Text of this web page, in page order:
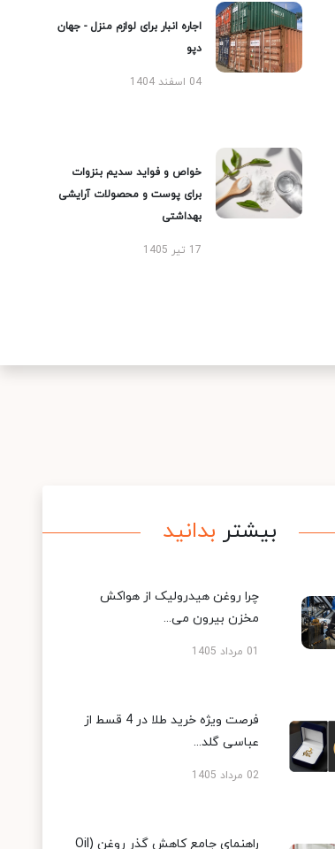
اجاره انبار برای لوازم منزل - جهان
دپو
04 اسفند 1404
خواص و فواید سدیم بنزوات
برای پوست و محصولات آرایشی
بهداشتی
17 تیر 1405
بیشتر بدانید
چرا روغن هیدرولیک از هواکش
مخزن بیرون می...
01 مرداد 1405
فرصت ویژه خرید طلا در 4 قسط از
عباسی گلد...
02 مرداد 1405
راهنمای جامع کاهش گذر روغن (Oil